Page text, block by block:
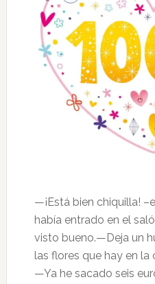
—¡Está bien chiquilla!
había entrado en el
visto bueno.—Deja un
las flores que hay en la
—Ya he sacado seis